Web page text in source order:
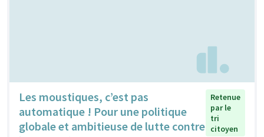
Les moustiques, c’est pas
automatique ! Pour une politique
globale et ambitieuse de lutte contre
Retenue
par le
tri
citoyen